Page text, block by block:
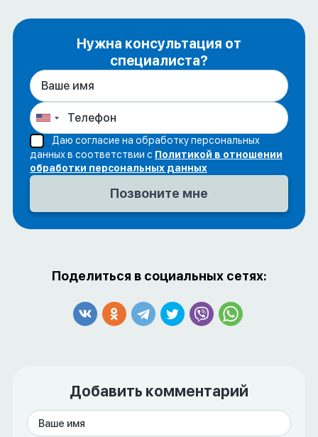
Нужна консультация от
специалиста?
Даю согласие на обработку персональных
данных в соответствии с Политикой в отношении
обработки персональных данных
Поделиться в социальных сетях:
Добавить комментарий